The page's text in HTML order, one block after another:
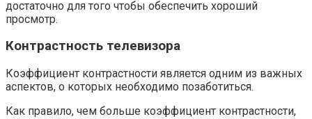
достаточно для того чтобы обеспечить хороший
просмотр.
Контрастность телевизора
Коэффициент контрастности является одним из важных
аспектов, о которых необходимо позаботиться.
Как правило, чем больше коэффициент контрастности,